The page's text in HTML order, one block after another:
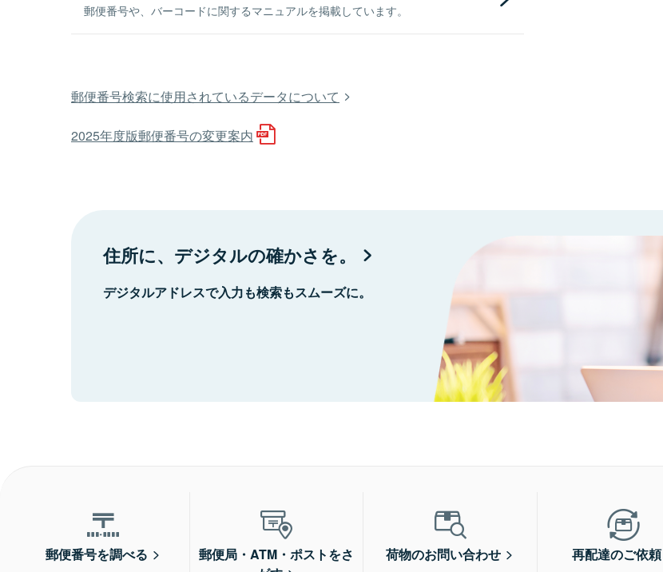
郵便番号や、バーコードに関するマニュアルを掲載しています。
郵便番号検索に使用されているデータについて
2025年度版郵便番号の変更案内
住所に、デジタルの確かさを。
デジタルアドレスで入力も検索もスムーズに。
郵便番号を調べる
郵便局・ATM・ポストをさ
荷物のお問い合わせ 再配達のご依頼